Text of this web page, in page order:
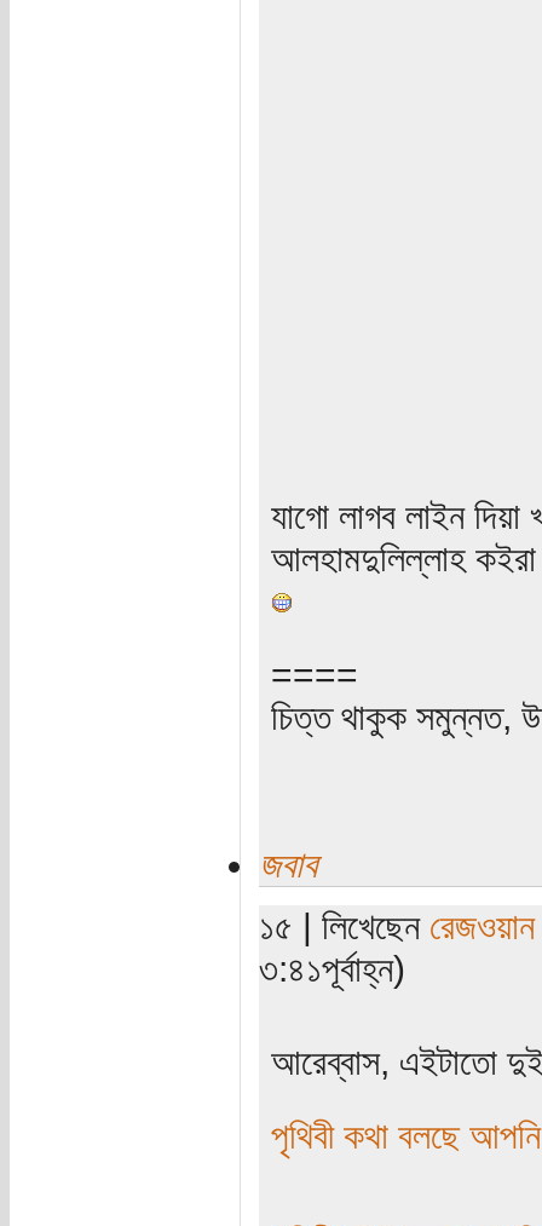
যাগো লাগব লাইন
আলহামদুলিল্লাহ কইরা
====
চিত্ত থাকুক সমুন্নত,
জবাব
১৫ | লিখেছেন রেজওয়ান
৩:৪১পূর্বাহ্ন)
আরেব্বাস, এইটাতো
পৃথিবী কথা বলছে